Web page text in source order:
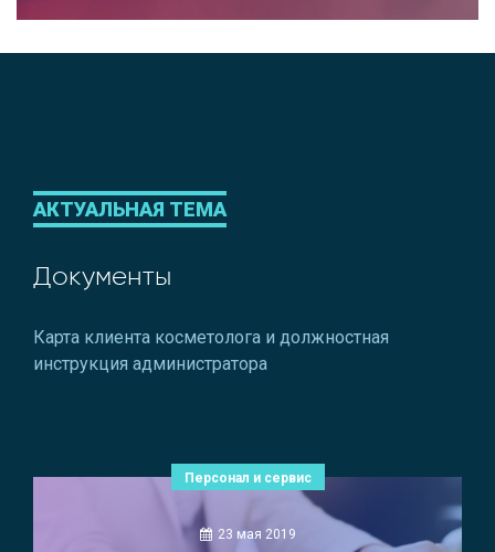
АКТУАЛЬНАЯ ТЕМА
Документы
Карта клиента косметолога и должностная
инструкция администратора
Персонал и сервис
23 мая 2019